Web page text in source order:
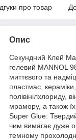
про товар
Опис
Секундний Клей
гелевий MANNOL
миттєвого та
пластмас,
полівінілхлориду,
мрамору, а також
Super Glue:
чим вимагає дуже
темному